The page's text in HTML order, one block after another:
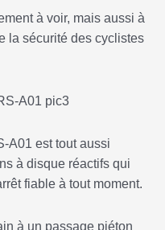
à voir, mais aussi à
la sécurité des cyclistes
A01 est tout aussi
à disque réactifs qui
fiable à tout moment.
à un passage piéton